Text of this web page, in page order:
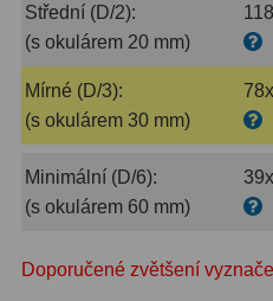
Dárkové
Binokulární dalekohledy
Lovecké a turistické
Kapesní
Střední (D/2):
(s okulárem 20 mm)
Mírné (D/3):
78x
(s okulárem 30 mm)
Minimální (D/6):
39x
(s okulárem 60 mm)
Doporučené zvětšení